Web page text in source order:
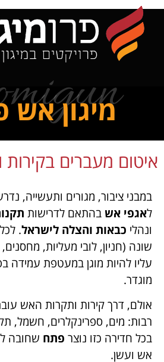
מיגון אש
איטום מעברים
במבני ציבור, מגורים ותעשייה,
לאגפי אש בהתאם לדרישות
ונהלי כבאות והצלה לישראל.
שונה (חניון, לובי מעליות,
עליו להיות מוגן במעטפת עמידה
מוגדר.
אולם, דרך קירות ותקרות האש
רבות: מים, ספרינקלרים, חשמל,
בכל חדירה כזו נוצר פתח שחובה
אש ועשן.